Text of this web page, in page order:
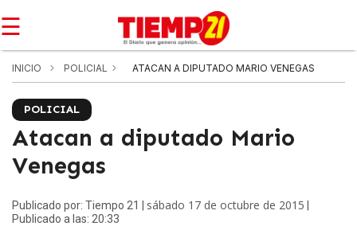
☰
INICIO POLICIAL ATACAN A DIPUTADO MARIO VENEGAS
POLICIAL
Atacan a diputado Mario
Venegas
Publicado por: Tiempo 21 | sábado 17 de octubre de 2015
Publicado a las: 20:33